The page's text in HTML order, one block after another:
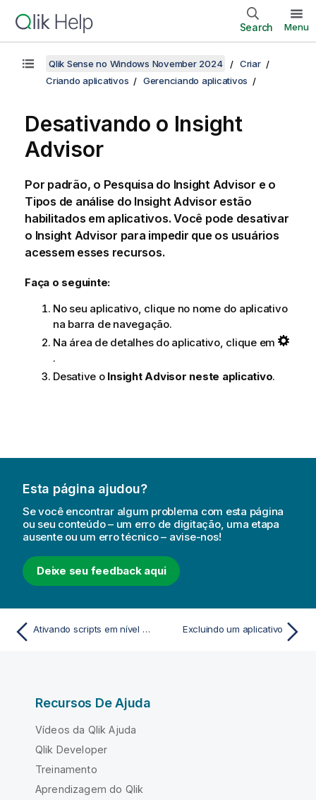
Search Menu
Qlik Sense no Windows November 2024
Criar
Criando aplicativos
Gerenciando aplicativos
Desativando o Insight
Advisor
Por padrão, o Pesquisa do Insight Advisor e o
Tipos de análise do Insight Advisor estão
habilitados em aplicativos. Você pode desativar
o Insight Advisor para impedir que os usuários
acessem esses recursos.
Faça o seguinte:
No seu aplicativo, clique no nome do aplicativo
na barra de navegação.
Na área de detalhes do aplicativo, clique em
.
Desative o Insight Advisor neste aplicativo.
Esta página ajudou?
Se você encontrar algum problema com esta página
ou seu conteúdo – um erro de digitação, uma etapa
ausente ou um erro técnico – avise-nos!
Deixe seu feedback aqui
Ativando scripts em nível de gráfico Excluindo um aplicativo
Recursos De Ajuda
Vídeos da Qlik Ajuda
Qlik Developer
Treinamento
Aprendizagem do Qlik